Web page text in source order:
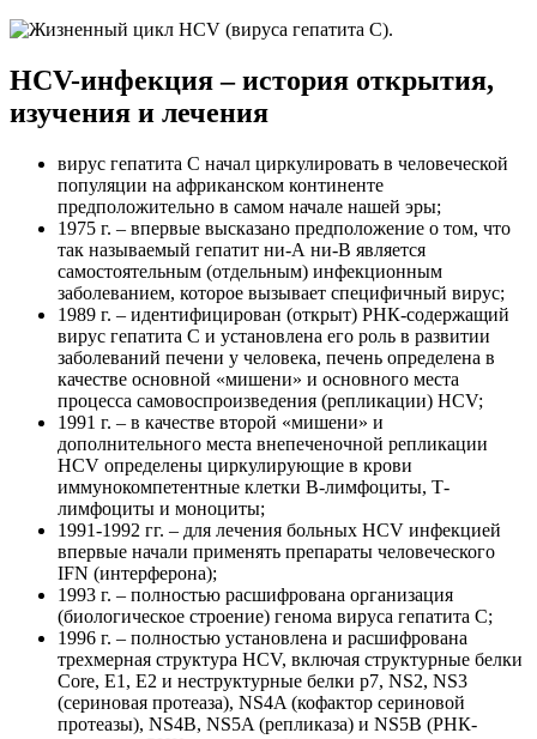
HCV-инфекция – история открытия,
изучения и лечения
вирус гепатита С начал циркулировать в человеческой
популяции на африканском континенте
предположительно в самом начале нашей эры;
1975 г. – впервые высказано предположение о том, что
так называемый гепатит ни-А ни-В является
самостоятельным (отдельным) инфекционным
заболеванием, которое вызывает специфичный вирус;
1989 г. – идентифицирован (открыт) РНК-содержащий
вирус гепатита С и установлена его роль в развитии
заболеваний печени у человека, печень определена в
качестве основной «мишени» и основного места
процесса самовоспроизведения (репликации) HCV;
1991 г. – в качестве второй «мишени» и
дополнительного места внепеченочной репликации
HCV определены циркулирующие в крови
иммунокомпетентные клетки В-лимфоциты, Т-
лимфоциты и моноциты;
1991-1992 гг. – для лечения больных HCV инфекцией
впервые начали применять препараты человеческого
IFN (интерферона);
1993 г. – полностью расшифрована организация
(биологическое строение) генома вируса гепатита С;
1996 г. – полностью установлена и расшифрована
трехмерная структура HCV, включая структурные белки
Core, E1, E2 и неструктурные белки p7, NS2, NS3
(сериновая протеаза), NS4A (кофактор сериновой
протеазы), NS4B, NS5A (репликаза) и NS5B (РНК-